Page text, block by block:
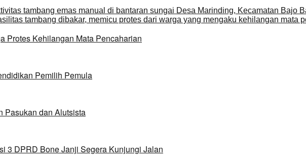
Protes Kehilangan Mata Pencaharian
Pemilih Pemula
Pasukan dan Alutsista
3 DPRD Bone Janji Segera Kunjungi Jalan